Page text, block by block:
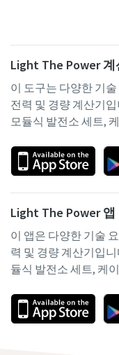
Light The Power 계
이 도구는 다양한 기
전력 및 경량 계산기
모듈식 발전소 세트,
Light The Power 앱
이 앱은 다양한 기술
력 및 경량 계산기입
듈식 발전소 세트, 케